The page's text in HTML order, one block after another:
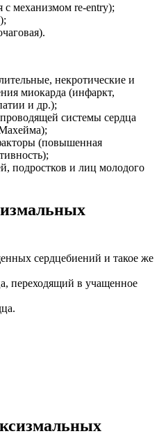
с механизмом re-entry);
некротические и
миокарда (инфаркт,
и др.);
системы сердца
(повышенная
подростков и лиц молодого
сердцебиений и такое же
переходящий в учащенное